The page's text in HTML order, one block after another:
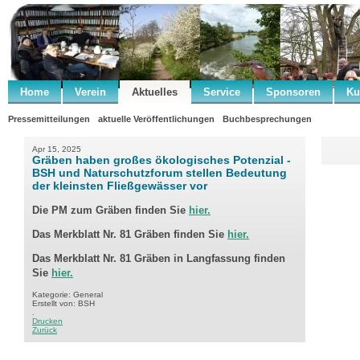
Home Verein Aktuelles Service Sponsoren
Pressemitteilungen aktuelle Veröffentlichungen Buchbesprechungen
Apr 15, 2025
Gräben haben großes ökologisches Potenzial -
BSH und Naturschutzforum stellen Bedeutung
der kleinsten Fließgewässer vor
Die PM zum Gräben finden Sie hier.
Das Merkblatt Nr. 81 Gräben finden Sie hier.
Das Merkblatt Nr. 81 Gräben in Langfassung finden
Sie hier.
Kategorie: General
Erstellt von: BSH
Drucken
Zurück